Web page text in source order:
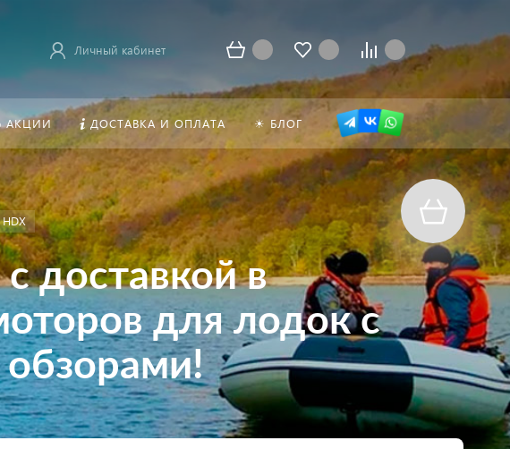
Личный кабинет
АКЦИИ ДОСТАВКА И ОПЛАТА ☀ БЛОГ
HDX
доставкой в
для лодок с
обзорами!